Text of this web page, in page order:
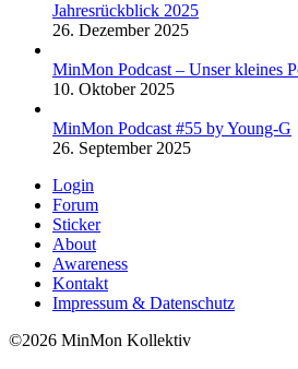
Jahresrückblick 2025
26. Dezember 2025
MinMon Podcast – Unser kleines
10. Oktober 2025
MinMon Podcast #55 by Young-G
26. September 2025
Login
Forum
Sticker
About
Awareness
Kontakt
Impressum & Datenschutz
©2026 MinMon Kollektiv